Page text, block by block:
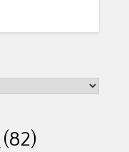
(82)